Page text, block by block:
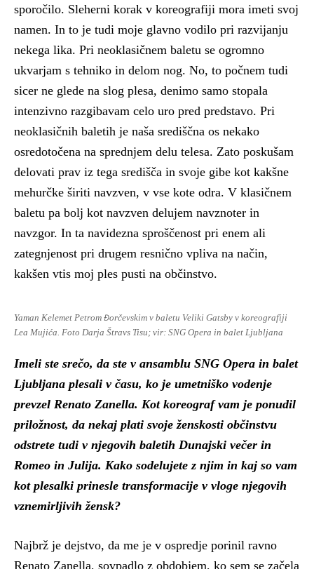
sporočilo. Sleherni korak v koreografiji mora imeti svoj
namen. In to je tudi moje glavno vodilo pri razvijanju
nekega lika. Pri neoklasičnem baletu se ogromno
ukvarjam s tehniko in delom nog. No, to počnem tudi
sicer ne glede na slog plesa, denimo samo stopala
intenzivno razgibavam celo uro pred predstavo. Pri
neoklasičnih baletih je naša središčna os nekako
osredotočena na sprednjem delu telesa. Zato poskušam
delovati prav iz tega središča in svoje gibe kot kakšne
mehurčke širiti navzven, v vse kote odra. V klasičnem
baletu pa bolj kot navzven delujem navznoter in
navzgor. In ta navidezna sproščenost pri enem ali
zategnjenost pri drugem resnično vpliva na način,
kakšen vtis moj ples pusti na občinstvo.
Yaman Kelemet Petrom Đorčevskim v baletu Veliki Gatsby v koreografiji
Lea Mujića. Foto Darja Štravs Tisu; vir: SNG Opera in balet Ljubljana
Imeli ste srečo, da ste v ansamblu SNG Opera in balet
Ljubljana plesali v času, ko je umetniško vodenje
prevzel Renato Zanella. Kot koreograf vam je ponudil
priložnost, da nekaj plati svoje ženskosti občinstvu
odstrete tudi v njegovih baletih Dunajski večer in
Romeo in Julija. Kako sodelujete z njim in kaj so vam
kot plesalki prinesle transformacije v vloge njegovih
vznemirljivih žensk?
Najbrž je dejstvo, da me je v ospredje porinil ravno
Renato Zanella, sovpadlo z obdobjem, ko sem se začela